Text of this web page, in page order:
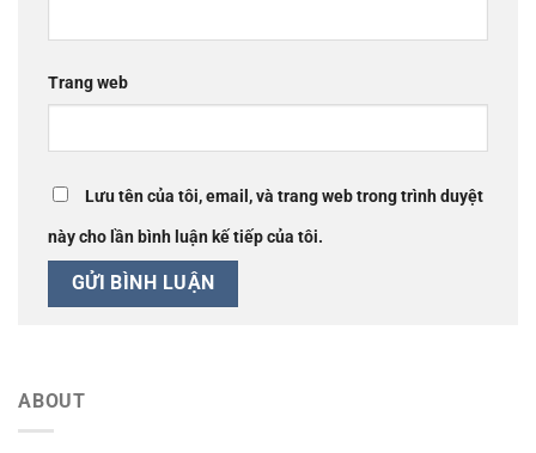
Trang web
Lưu tên của tôi, email, và trang web trong trình duyệt
này cho lần bình luận kế tiếp của tôi.
ABOUT